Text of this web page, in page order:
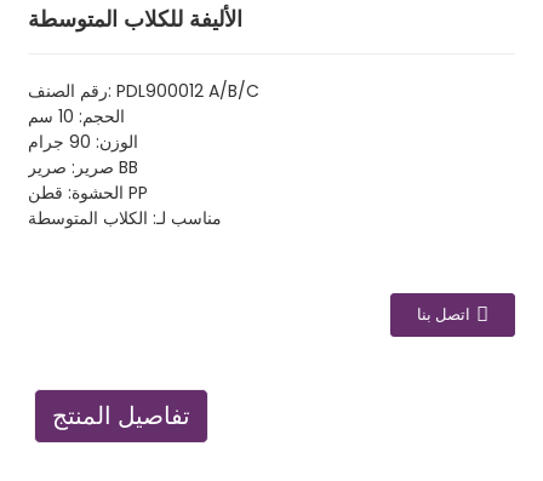
الأليفة للكلاب المتوسطة
رقم الصنف: PDL900012 A/B/C
الحجم: 10 سم
الوزن: 90 جرام
صرير: صرير BB
الحشوة: قطن PP
مناسب لـ: الكلاب المتوسطة
اتصل بنا
تفاصيل المنتج